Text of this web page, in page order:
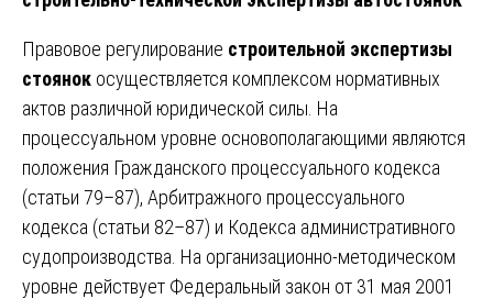
Правовое регулирование строительной экспертизы
стоянок осуществляется комплексом нормативных
актов различной юридической силы. На
процессуальном уровне основополагающими являются
положения Гражданского процессуального кодекса
(статьи 79–87), Арбитражного процессуального
кодекса (статьи 82–87) и Кодекса административного
судопроизводства. На организационно-методическом
уровне действует Федеральный закон от 31 мая 2001